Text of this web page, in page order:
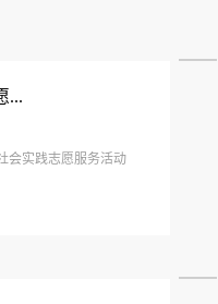
...
会实践志愿服务活动